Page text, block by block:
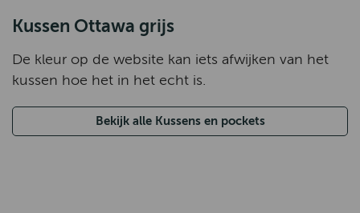
Kussen Ottawa grijs
De kleur op de website kan iets afwijken van het
kussen hoe het in het echt is.
Bekijk alle Kussens en pockets